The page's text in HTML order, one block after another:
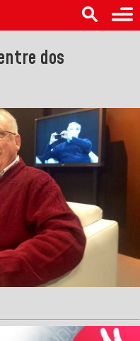
dos